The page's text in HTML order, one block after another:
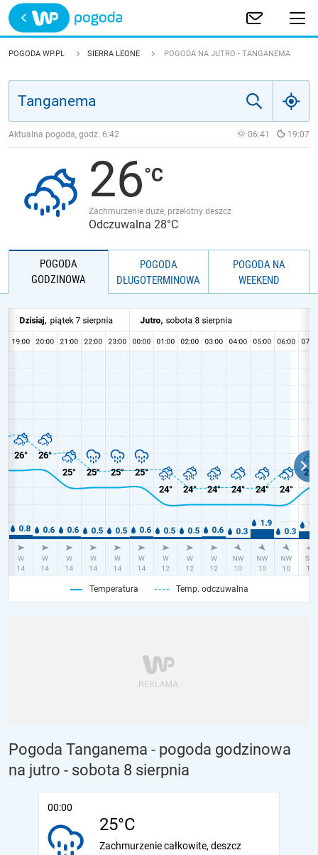
Trwa ładowanie
POLSKA
JAKOŚĆ POWIETRZA
POGODA WP.PL SIERRA LEONE POGODA NA JUTRO - TANGANEMA
Aktualna pogoda, godz. 6:42 06:41 19:07
26
Zachmurzenie duże, przelotny deszcz
Odczuwalna 28°C
POGODA
GODZINOWA
POGODA
DŁUGOTERMINOWA
POGODA NA
WEEKEND
Temperatura Temp. odczuwalna
Pogoda Tanganema - pogoda godzinowa
na jutro - sobota 8 sierpnia
00:00
25°C
Zachmurzenie całkowite, deszcz